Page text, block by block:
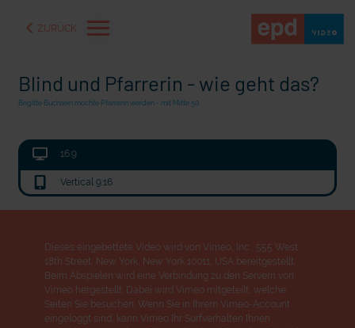
ZURÜCK
oder "Deppen der "Wir bauen Cherson wieder auf" - Optimismus in der
Blind und Pfarrerin - wie geht das?
Brigitte Buchsein möchte Pfarrerin werden - mit Mitte 50
16:9
Vertical 9:16
Dieses eingebettete Video wird von Vimeo, Inc., 555 West
18th Street, New York, New York 10011, USA bereitgestellt.
Beim Abspielen wird eine Verbindung zu den Servern von
Vimeo hergestellt. Dabei wird Vimeo mitgeteilt, welche
Seiten Sie besuchen. Wenn Sie in Ihrem Vimeo-Account
eingeloggt sind, kann Vimeo Ihr Surfverhalten Ihnen